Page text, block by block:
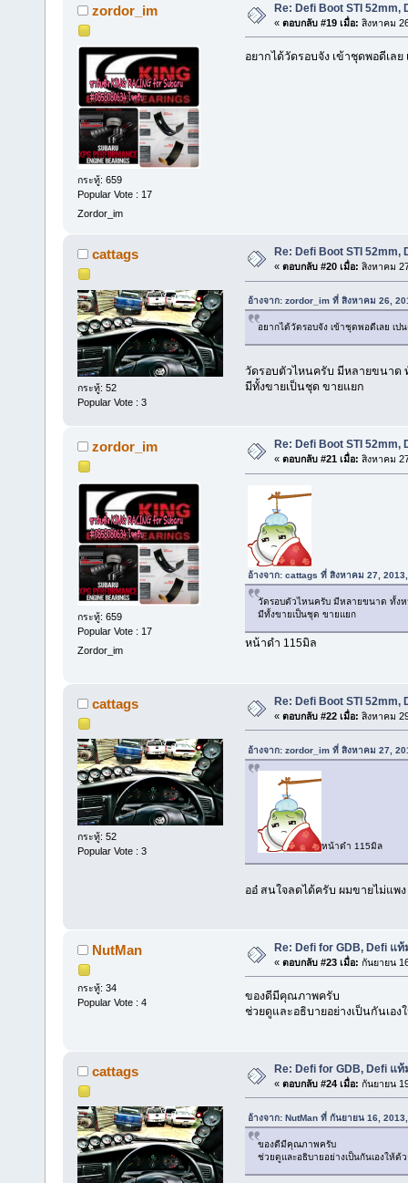
zordor_im
กระทู้: 659
Popular Vote : 17
Zordor_im
Re: Defi Boot STI
« ตอบกลับ #19 เมื่อ: สิงหาคม
อยากได้วัดรอบจัง เข้าชุดพอดีเล
cattags
กระทู้: 52
Popular Vote : 3
Re: Defi Boot STI
« ตอบกลับ #20 เมื่อ: สิงหาคม
อ้างจาก: zordor_im ที่ สิงหาคม 26,
อยากได้วัดรอบจัง เข้าชุดพอดีเลย เ
วัดรอบตัวไหนครับ มีหลายขนาด
มีทั้งขายเป็นชุด ขายแยก
zordor_im
กระทู้: 659
Popular Vote : 17
Zordor_im
Re: Defi Boot STI
« ตอบกลับ #21 เมื่อ: สิงหาคม
อ้างจาก: cattags ที่ สิงหาคม 27,
วัดรอบตัวไหนครับ มีหลายขนาด ทั้ง
มีทั้งขายเป็นชุด ขายแยก
หน้าดำ 115มิล
cattags
กระทู้: 52
Popular Vote : 3
Re: Defi Boot STI
« ตอบกลับ #22 เมื่อ: สิงหาคม
อ้างจาก: zordor_im ที่ สิงหาคม 27,
หน้าดำ 115มิล
ออ๋ สนใจลดได้ครับ ผมขายไม่แพง
NutMan
กระทู้: 34
Popular Vote : 4
Re: Defi for GDB, Defi แ
« ตอบกลับ #23 เมื่อ: กันยายน
ของดีมีคุณภาพครับ
ช่วยดูและอธิบายอย่างเป็นกันเอ
cattags Re: Defi for GDB, Defi แ
« ตอบกลับ #24 เมื่อ: กันยายน
อ้างจาก: NutMan ที่ กันยายน 16,
ของดีมีคุณภาพครับ
ช่วยดูและอธิบายอย่างเป็นกันเองให้